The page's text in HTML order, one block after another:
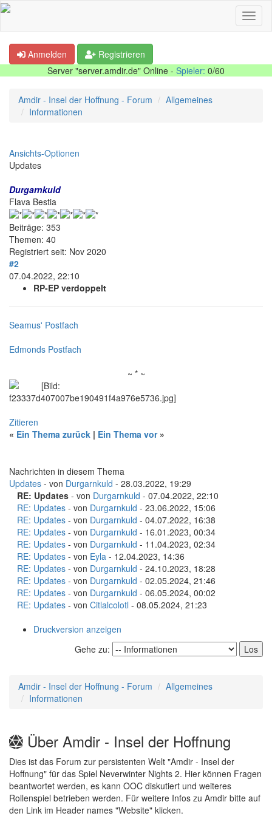
Anmelden
Registrieren
Server "server.amdir.de" Online - Spieler: 0/60
Amdir - Insel der Hoffnung - Forum
Allgemeines
Informationen
Ansichts-Optionen
Updates
Durgarnkuld
Flava Bestia
Beiträge: 353
Themen: 40
Registriert seit: Nov 2020
#2
07.04.2022, 22:10
RP-EP verdoppelt
Seamus' Postfach
Edmonds Postfach
~ * ~
Zitieren
« Ein Thema zurück | Ein Thema vor»
Nachrichten in diesem Thema
Updates - von Durgarnkuld - 28.03.2022, 19:29
RE: Updates - von Durgarnkuld - 07.04.2022, 22:10
RE: Updates - von Durgarnkuld - 23.06.2022, 15:06
RE: Updates - von Durgarnkuld - 04.07.2022, 16:38
RE: Updates - von Durgarnkuld - 16.01.2023, 00:34
RE: Updates - von Durgarnkuld - 11.04.2023, 02:34
RE: Updates - von Eyla - 12.04.2023, 14:36
RE: Updates - von Durgarnkuld - 24.10.2023, 18:28
RE: Updates - von Durgarnkuld - 02.05.2024, 21:46
RE: Updates - von Durgarnkuld - 06.05.2024, 00:02
RE: Updates - von Citlalcolotl - 08.05.2024, 21:23
Druckversion anzeigen
Gehe zu:
Amdir - Insel der Hoffnung - Forum
Allgemeines
Informationen
Über Amdir - Insel der Hoffnung
Dies ist das Forum zur persistenten Welt "Amdir - Insel der
Hoffnung" für das Spiel Neverwinter Nights 2. Hier können Fragen
beantwortet werden, es kann OOC diskutiert und weiteres
Rollenspiel betrieben werden. Für weitere Infos zu Amdir bitte auf
den Link im Header names "Website" klicken.